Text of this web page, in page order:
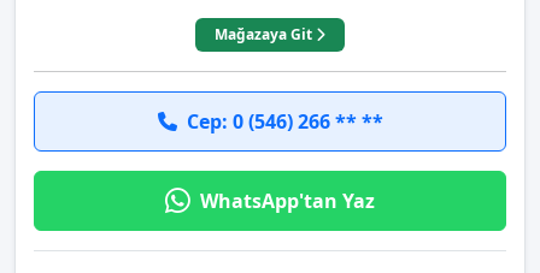
Mağazaya Git
Cep: 0 (546) 266 ** **
WhatsApp'tan Yaz